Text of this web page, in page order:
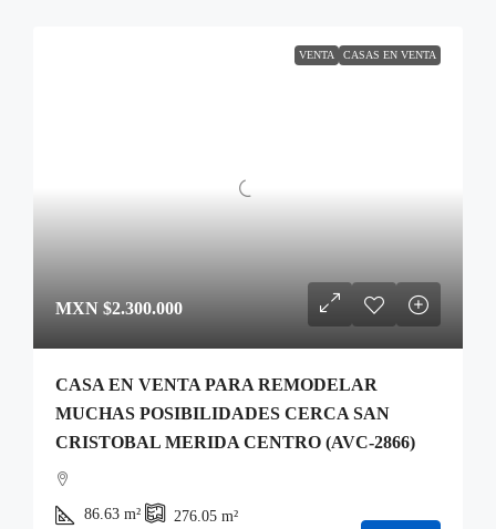
VENTA CASAS EN VENTA
MXN $2.300.000
CASA EN VENTA PARA REMODELAR
MUCHAS POSIBILIDADES CERCA SAN
CRISTOBAL MERIDA CENTRO (AVC-2866)
86.63 m² 276.05 m²